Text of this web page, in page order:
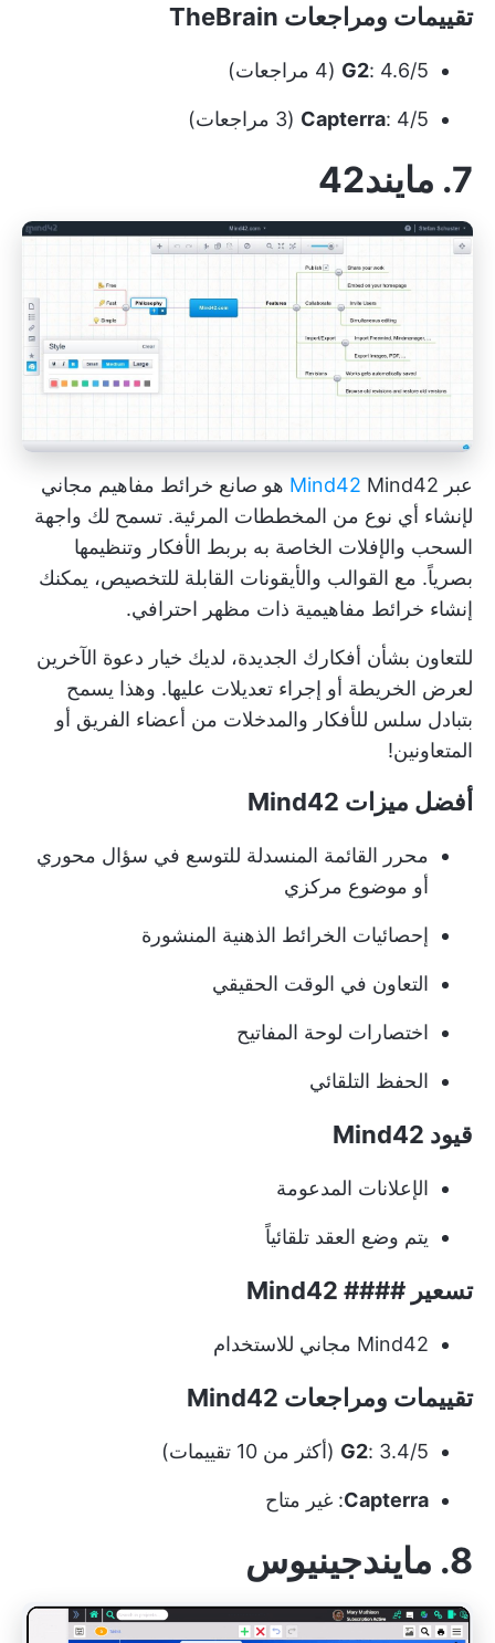
تقييمات ومراجعات TheBrain
G2: 4.6/5 (4 مراجعات)
Capterra: 4/5 (3 مراجعات)
7. مايند42
عبر Mind42 Mind42 هو صانع خرائط مفاهيم مجاني
لإنشاء أي نوع من المخططات المرئية. تسمح لك واجهة
السحب والإفلات الخاصة به بربط الأفكار وتنظيمها
بصرياً. مع القوالب والأيقونات القابلة للتخصيص، يمكنك
إنشاء خرائط مفاهيمية ذات مظهر احترافي.
للتعاون بشأن أفكارك الجديدة، لديك خيار دعوة الآخرين
لعرض الخريطة أو إجراء تعديلات عليها. وهذا يسمح
بتبادل سلس للأفكار والمدخلات من أعضاء الفريق أو
المتعاونين!
أفضل ميزات Mind42
محرر القائمة المنسدلة للتوسع في سؤال محوري
أو موضوع مركزي
إحصائيات الخرائط الذهنية المنشورة
التعاون في الوقت الحقيقي
اختصارات لوحة المفاتيح
الحفظ التلقائي
قيود Mind42
الإعلانات المدعومة
يتم وضع العقد تلقائياً
تسعير #### Mind42
Mind42 مجاني للاستخدام
تقييمات ومراجعات Mind42
G2: 3.4/5 (أكثر من 10 تقييمات)
Capterra: غير متاح
8. مايندجينيوس